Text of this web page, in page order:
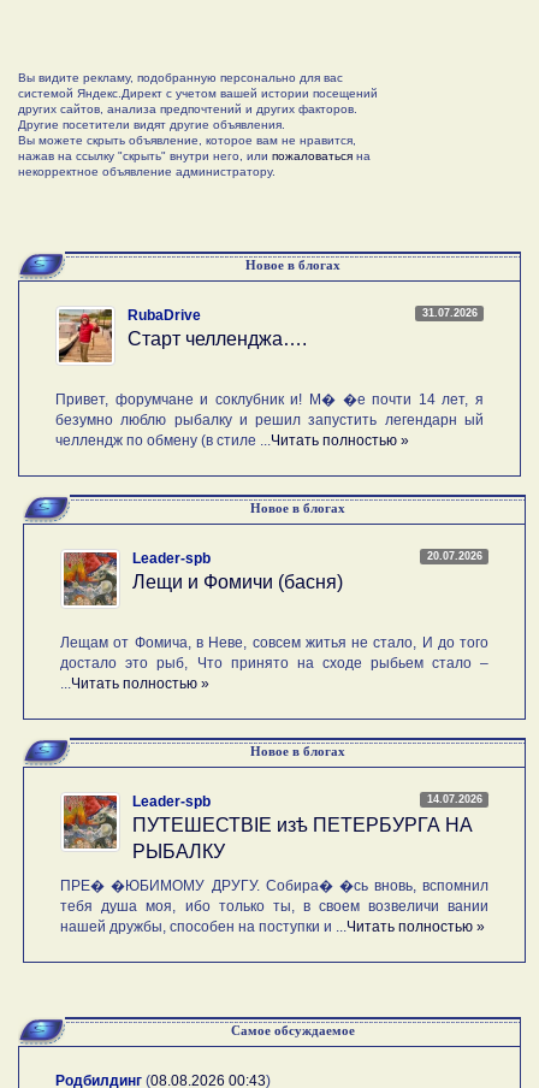
Вы видите рекламу, подобранную персонально для вас
системой Яндекс.Директ с учетом вашей истории посещений
других сайтов, анализа предпочтений и других факторов.
Другие посетители видят другие объявления.
Вы можете скрыть объявление, которое вам не нравится,
нажав на ссылку "скрыть" внутри него, или пожаловаться на
некорректное объявление администратору.
Новое в блогах
31.07.2026
RubaDrive
Старт челленджа….
Привет, форумчане и соклубник и! М� �е почти 14 лет, я
безумно люблю рыбалку и решил запустить легендарн ый
челлендж по обмену (в стиле ... Читать полностью »
Новое в блогах
20.07.2026
Leader-spb
Лещи и Фомичи (басня)
Лещам от Фомича, в Неве, совсем житья не стало, И до того
достало это рыб, Что принято на сходе рыбьем стало –
Читать полностью »
Новое в блогах
14.07.2026
Leader-spb
ПУТЕШЕСТВIE изѣ ПЕТЕРБУРГА НА
РЫБАЛКУ
ПРЕ� �ЮБИМОМУ ДРУГУ. Собира� �сь вновь, вспомнил
тебя душа моя, ибо только ты, в своем возвеличи вании
нашей дружбы, способен на поступки и ... Читать полностью »
Самое обсуждаемое
Родбилдинг (08.08.2026 00:43)